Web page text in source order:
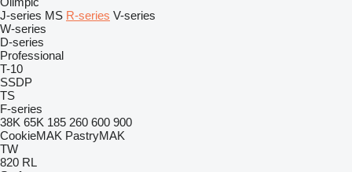
J-series MS R-series V-series
W-series
D-series
Professional
T-10
SSDP
TS
F-series
38K 65K 185 260 600 900
CookieMAK PastryMAK
TW
820 RL